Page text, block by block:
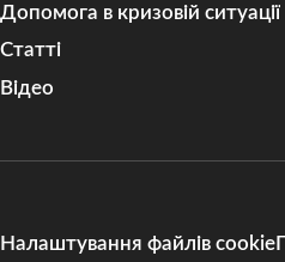
Допомога в кризовій ситуації
Статті
Відео
Налаштування файлів cookie